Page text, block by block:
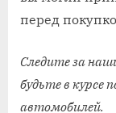
перед
Следите за
будьте в курсе
автомобилей.